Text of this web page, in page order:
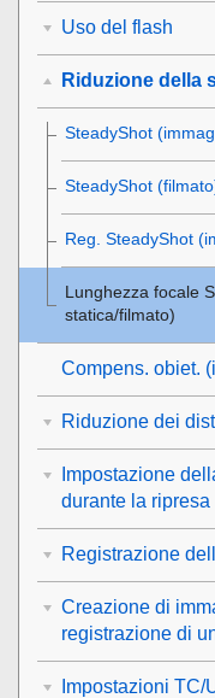
Uso del flash
Riduzione della
SteadyShot
SteadyShot
Reg. SteadyShot
Lunghezza focale
statica/filmato)
Compens. obiet.
Riduzione dei
Impostazione
durante la ripresa
Registrazione
Creazione di
registrazione di
Impostazioni TC/